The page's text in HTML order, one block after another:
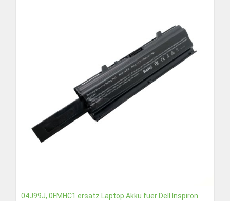
04J99J, 0FMHC1 ersatz Laptop Akku fuer Dell Inspiron